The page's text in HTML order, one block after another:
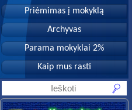
Priėmimas į mokyklą
Archyvas
Parama mokyklai 2%
Kaip mus rasti